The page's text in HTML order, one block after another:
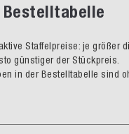
Bestelltabelle
Staffelpreise: je größer
günstiger der Stückpreis.
in der Bestelltabelle sind